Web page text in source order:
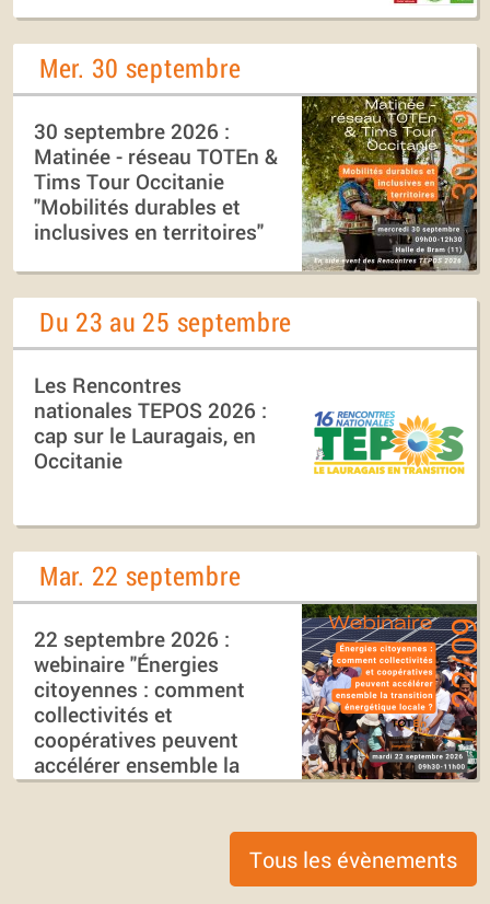
Mer. 30 septembre
30 septembre 2026 :
Matinée - réseau TOTEn &
Tims Tour Occitanie
"Mobilités durables et
inclusives en territoires"
Du 23 au 25 septembre
Les Rencontres
nationales TEPOS 2026 :
cap sur le Lauragais, en
Occitanie
Mar. 22 septembre
22 septembre 2026 :
webinaire "Énergies
citoyennes : comment
collectivités et
coopératives peuvent
accélérer ensemble la
transition énergétique
Tous les évènements